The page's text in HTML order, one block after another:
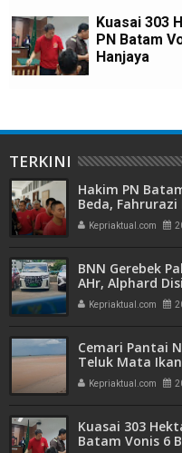
Kuasai 303
PN Batam
Hanjaya
TERKINI
Hakim PN
Beda,
Azzurah dan
Kepriaktual.com
BNN Gerebek
AHr, Alphard
Mitra Usaha
Kepriaktual.com
Cemari Pantai
Teluk Mata
Amdal
Kepriaktual.com
Kuasai 303
Batam Vonis 6